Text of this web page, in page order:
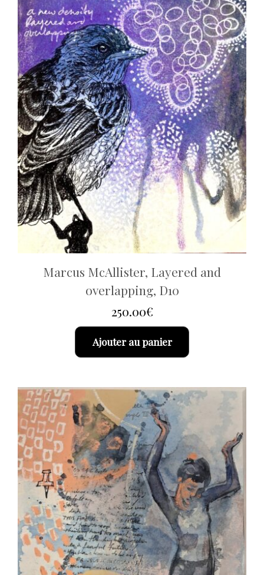
Marcus McAllister, Layered and
overlapping, D10
250.00€
Ajouter au panier